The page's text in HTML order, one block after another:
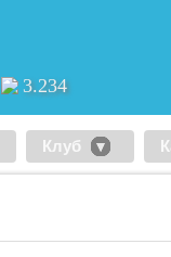
3.234
Клуб